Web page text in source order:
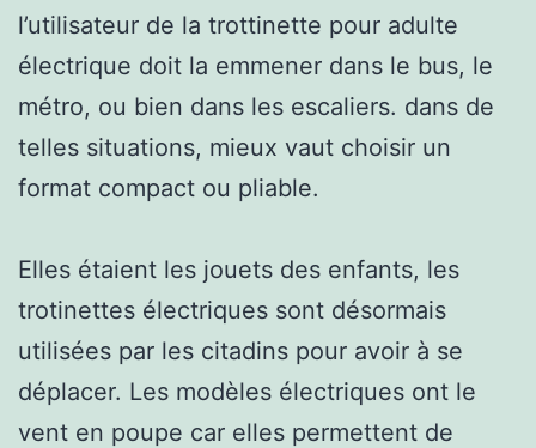
l’utilisateur de la trottinette pour adulte
électrique doit la emmener dans le bus, le
métro, ou bien dans les escaliers. dans de
telles situations, mieux vaut choisir un
format compact ou pliable.
Elles étaient les jouets des enfants, les
trotinettes électriques sont désormais
utilisées par les citadins pour avoir à se
déplacer. Les modèles électriques ont le
vent en poupe car elles permettent de